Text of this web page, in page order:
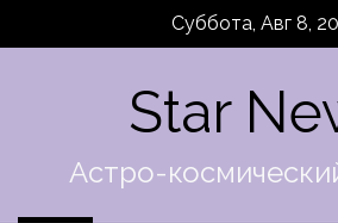
Суббота, Авг 8,
Star
Астро-